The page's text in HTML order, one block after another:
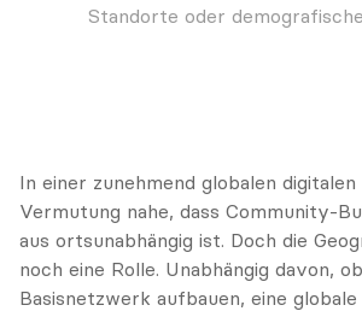
Standorte oder
In einer zunehmend globalen
Vermutung nahe, dass Community-
aus ortsunabhängig ist. Doch die
noch eine Rolle. Unabhängig davon,
Basisnetzwerk aufbauen, eine